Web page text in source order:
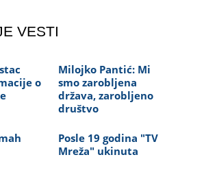
VESTI
o
Milojko Pantić: Mi
smo zarobljena
država, zarobljeno
društvo
Posle 19 godina "TV
Mreža" ukinuta